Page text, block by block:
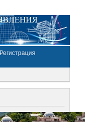
Регистрация